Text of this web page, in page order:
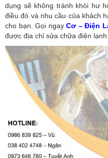
dụng sẽ không tránh khỏi hư
điều đó và nhu cầu của khách
cho bạn. Gọi ngayCơ – Điện
được địa chỉ sửa chữa điện